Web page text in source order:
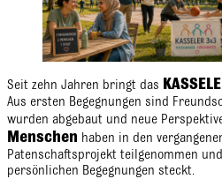
Seit zehn Jahren bringt das
Aus ersten Begegnungen sind
wurden abgebaut und neue
Menschen haben in den
Patenschaftsprojekt teilgenommen
persönlichen Begegnungen steckt.